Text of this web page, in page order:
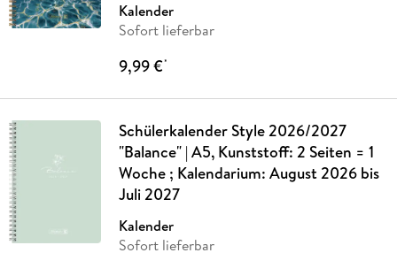
Kalender
Sofort lieferbar
9,99 €*
Schülerkalender Style 2026/2027
"Balance" | A5, Kunststoff: 2 Seiten = 1
Woche ; Kalendarium: August 2026 bis
Juli 2027
Kalender
Sofort lieferbar